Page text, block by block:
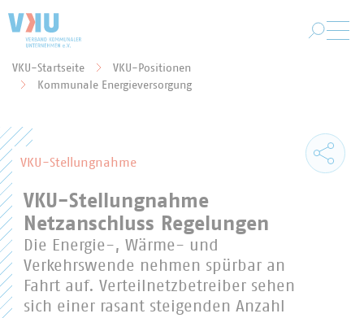
Sie befinden sich hier:
VKU-Startseite
VKU-Positionen
Kommunale Energieversorgung
VKU-Stellungnahme
VKU-Stellungnahme
Netzanschluss Regelungen
Die Energie-, Wärme- und
Verkehrswende nehmen spürbar an
Fahrt auf. Verteilnetzbetreiber sehen
sich einer rasant steigenden Anzahl